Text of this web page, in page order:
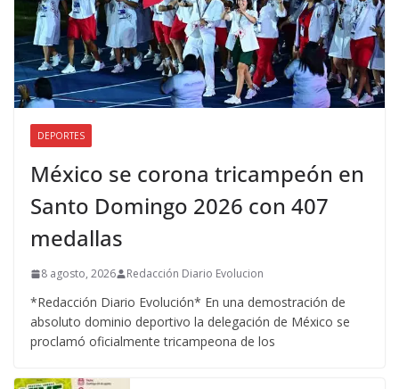
DEPORTES
México se corona tricampeón en
Santo Domingo 2026 con 407
medallas
8 agosto, 2026 Redacción Diario Evolucion
*Redacción Diario Evolución* En una demostración de
absoluto dominio deportivo la delegación de México se
proclamó oficialmente tricampeona de los